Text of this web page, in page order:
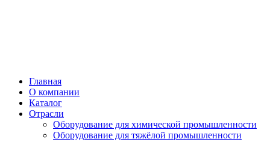
Главная
О компании
Каталог
Отрасли
Оборудование для химической промышленности
Оборудование для тяжёлой промышленности